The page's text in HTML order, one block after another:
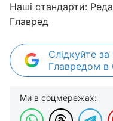
Наші стандарти:
Главред
Слідкуйте
Главредом в
Ми в соцмережах: